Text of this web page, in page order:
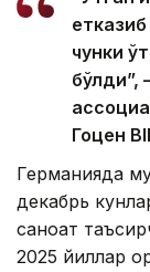
етказиб
чунки
бўлди”,
Гоцен
Германияда
декабрь
саноат
2025 йиллар